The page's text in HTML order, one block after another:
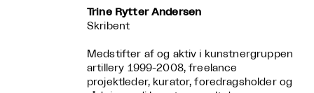
Trine Rytter Andersen
Skribent
Medstifter af og aktiv i kunstnergruppen
artillery 1999-2008, freelance
projektleder, kurator, foredragsholder og